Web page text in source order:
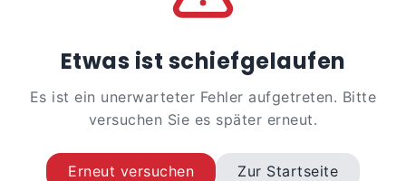
Etwas ist schiefgelaufen
Es ist ein unerwarteter Fehler aufgetreten. Bitte
versuchen Sie es später erneut.
Erneut versuchen Zur Startseite